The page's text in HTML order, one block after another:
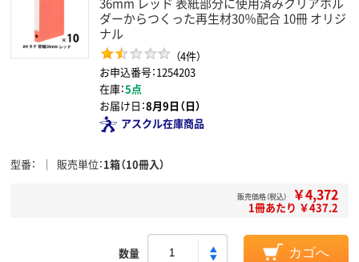
ダーからつくった再生材30％配合 10冊 オリジ
ナル
（4件）
お申込番号：1254203
在庫：5点
お届け日：8月9日（日）
アスクル在庫商品
型番 販売単位 1箱（10冊入）
販売価格（税込） ￥4,372
1冊あたり ￥437.2
数量 カゴへ